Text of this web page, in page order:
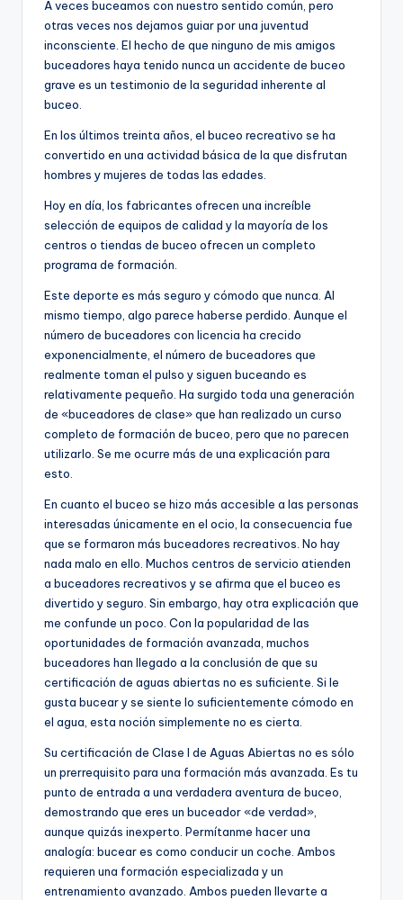
A veces buceamos con nuestro sentido común, pero
otras veces nos dejamos guiar por una juventud
inconsciente. El hecho de que ninguno de mis amigos
buceadores haya tenido nunca un accidente de buceo
grave es un testimonio de la seguridad inherente al
buceo.
En los últimos treinta años, el buceo recreativo se ha
convertido en una actividad básica de la que disfrutan
hombres y mujeres de todas las edades.
Hoy en día, los fabricantes ofrecen una increíble
selección de equipos de calidad y la mayoría de los
centros o tiendas de buceo ofrecen un completo
programa de formación.
Este deporte es más seguro y cómodo que nunca. Al
mismo tiempo, algo parece haberse perdido. Aunque el
número de buceadores con licencia ha crecido
exponencialmente, el número de buceadores que
realmente toman el pulso y siguen buceando es
relativamente pequeño. Ha surgido toda una generación
de «buceadores de clase» que han realizado un curso
completo de formación de buceo, pero que no parecen
utilizarlo. Se me ocurre más de una explicación para
esto.
En cuanto el buceo se hizo más accesible a las personas
interesadas únicamente en el ocio, la consecuencia fue
que se formaron más buceadores recreativos. No hay
nada malo en ello. Muchos centros de servicio atienden
a buceadores recreativos y se afirma que el buceo es
divertido y seguro. Sin embargo, hay otra explicación que
me confunde un poco. Con la popularidad de las
oportunidades de formación avanzada, muchos
buceadores han llegado a la conclusión de que su
certificación de aguas abiertas no es suficiente. Si le
gusta bucear y se siente lo suficientemente cómodo en
el agua, esta noción simplemente no es cierta.
Su certificación de Clase I de Aguas Abiertas no es sólo
un prerrequisito para una formación más avanzada. Es tu
punto de entrada a una verdadera aventura de buceo,
demostrando que eres un buceador «de verdad»,
aunque quizás inexperto. Permítanme hacer una
analogía: bucear es como conducir un coche. Ambos
requieren una formación especializada y un
entrenamiento avanzado. Ambos pueden llevarte a